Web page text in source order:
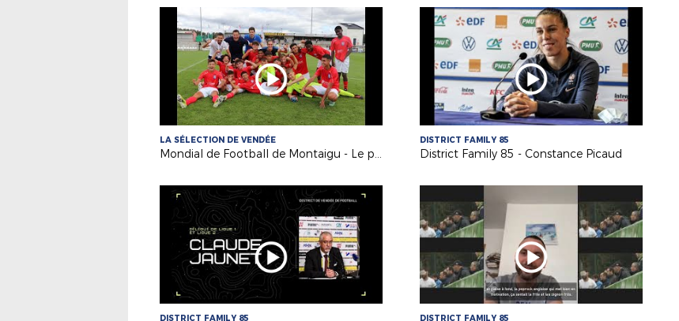
LA SÉLECTION DE VENDÉE
Mondial de Football de Montaigu - Le parcours de la Sélection de Vendée
DISTRICT FAMILY 85
District Family 85 - Constance Picaud
DISTRICT FAMILY 85 DISTRICT FAMILY 85